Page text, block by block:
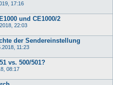
17:16
und CE1000/2
22:03
der Sendereinstellung
11:23
vs. 500/501?
08:17